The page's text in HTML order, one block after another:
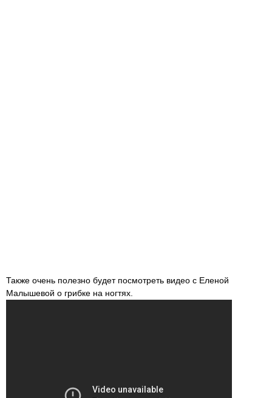
Также очень полезно будет посмотреть видео с Еленой
Малышевой о грибке на ногтях.